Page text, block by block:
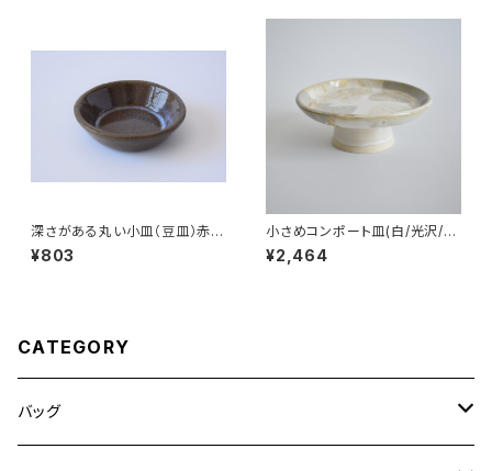
深さがある丸い小皿（豆皿）赤土
×乳濁灰釉
¥803
小さめコンポート皿(白/光沢/グ
レー/ベージュ)
¥2,464
CATEGORY
バッグ